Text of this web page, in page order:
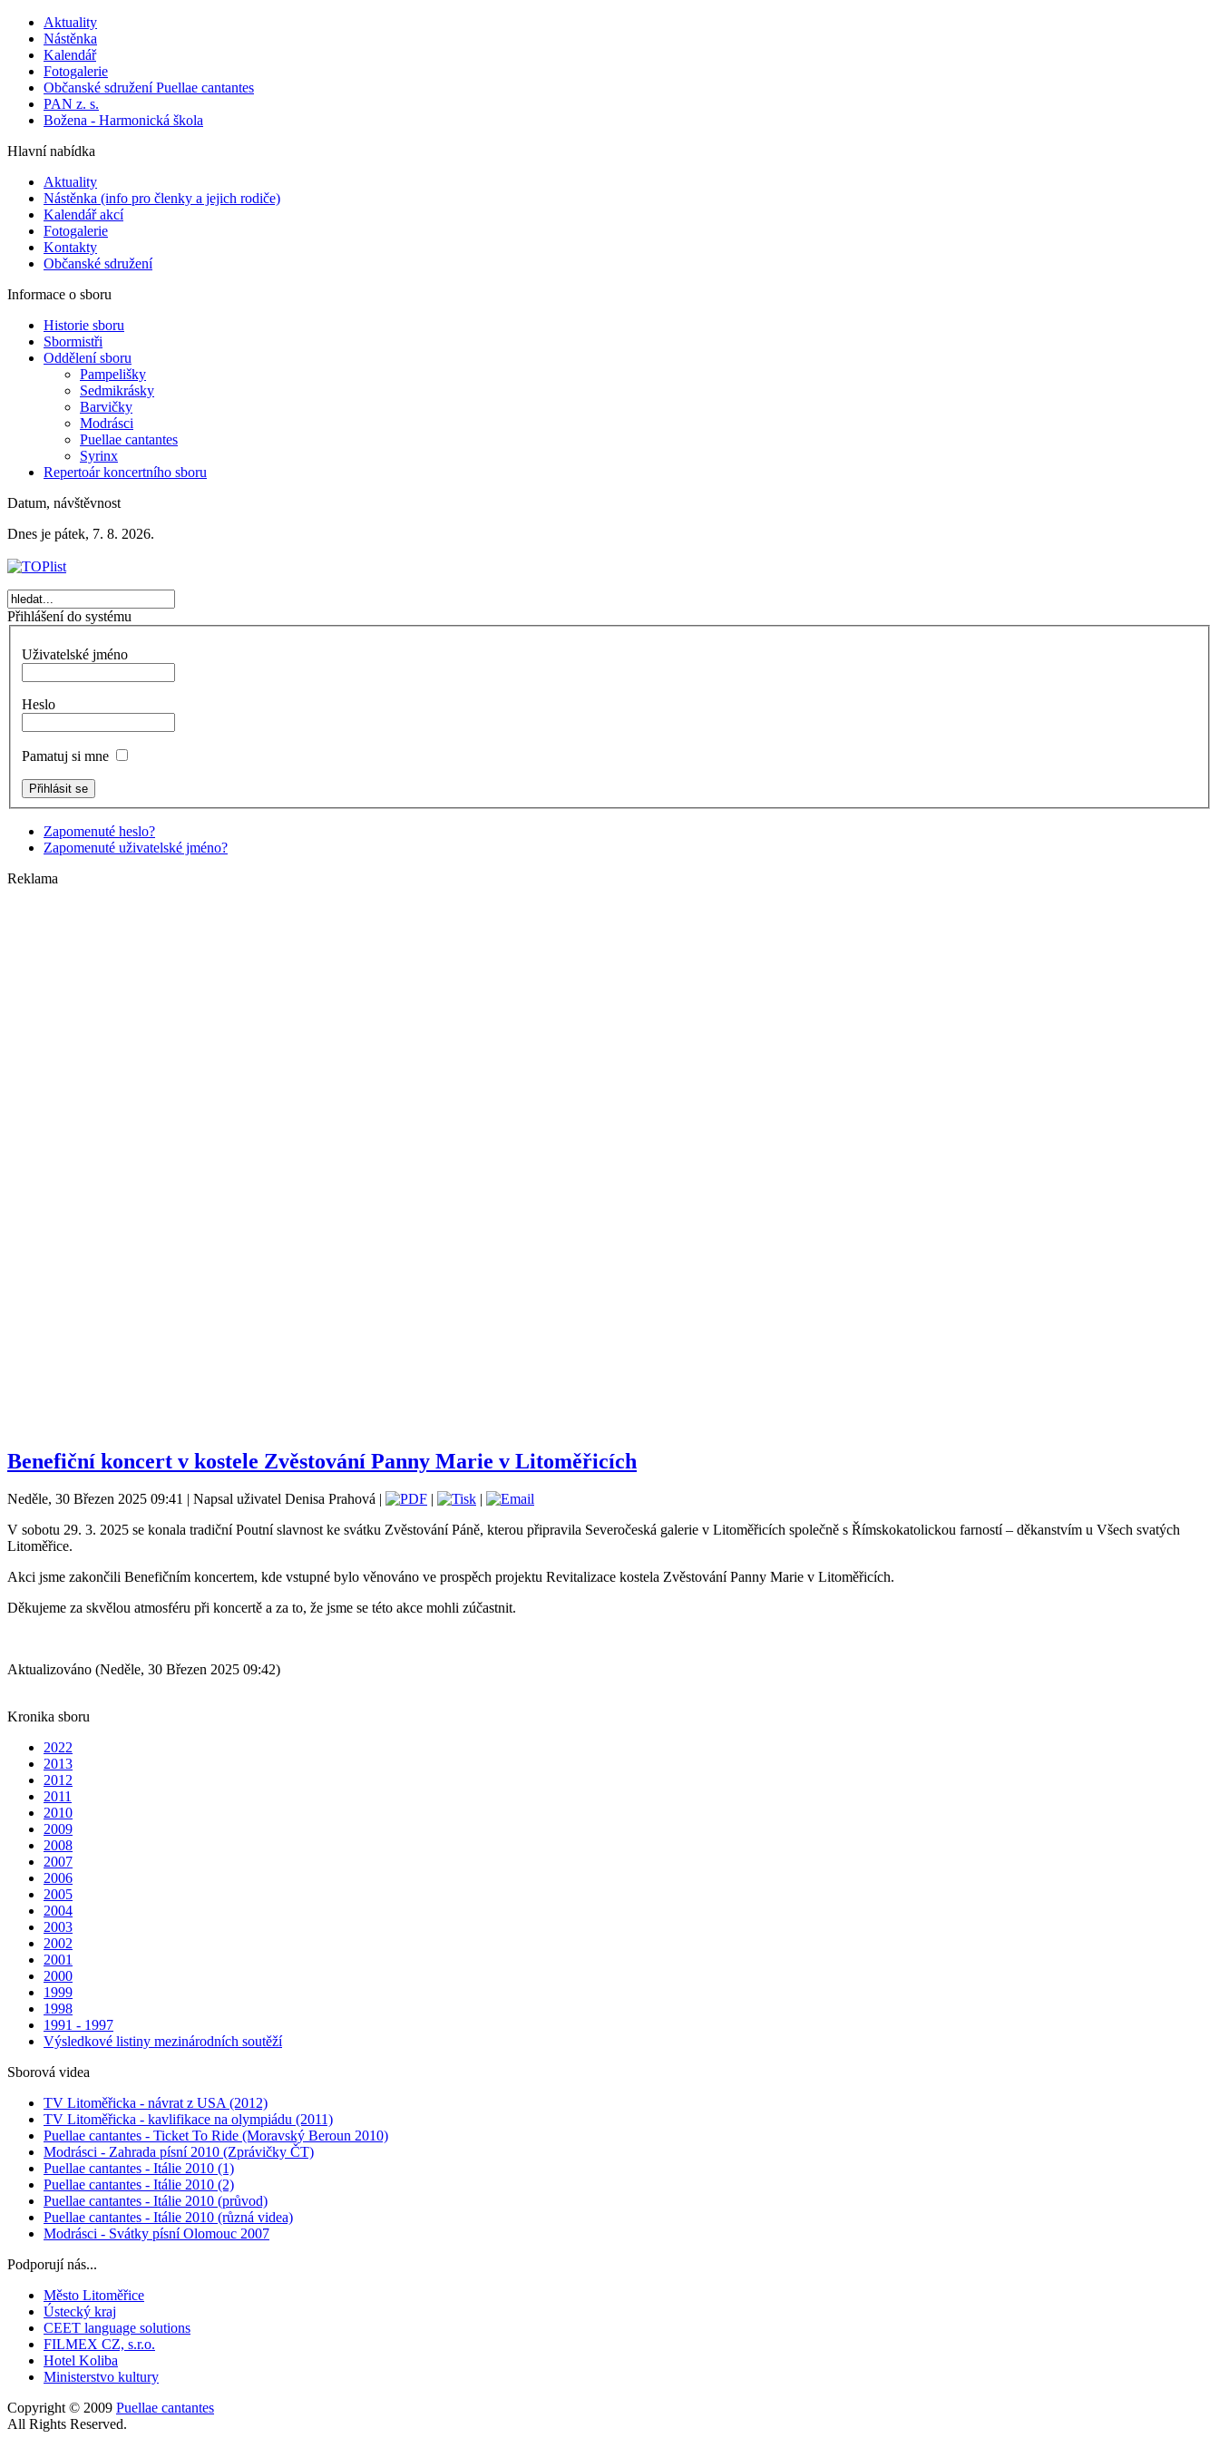
Aktuality
Nástěnka
Kalendář
Fotogalerie
Občanské sdružení Puellae cantantes
PAN z. s.
Božena - Harmonická škola
Hlavní nabídka
Aktuality
Nástěnka (info pro členky a jejich rodiče)
Kalendář akcí
Fotogalerie
Kontakty
Občanské sdružení
Informace o sboru
Historie sboru
Sbormistři
Oddělení sboru
Pampelišky
Sedmikrásky
Barvičky
Modrásci
Puellae cantantes
Syrinx
Repertoár koncertního sboru
Datum, návštěvnost
Dnes je pátek, 7. 8. 2026.
Přihlášení do systému
Uživatelské jméno
Heslo
Pamatuj si mne
Zapomenuté heslo?
Zapomenuté uživatelské jméno?
Reklama
Benefiční koncert v kostele Zvěstování Panny Marie v Litoměřicích
Neděle, 30 Březen 2025 09:41 | Napsal uživatel Denisa Prahová | |
|
V sobotu 29. 3. 2025 se konala tradiční Poutní slavnost ke svátku Zvěstování Páně, kterou připravila Severočeská galerie v Litoměřicích společně s Římskokatolickou farností – děkanstvím u Všech svatých
Litoměřice.
Akci jsme zakončili Benefičním koncertem, kde vstupné bylo věnováno ve prospěch projektu Revitalizace kostela Zvěstování Panny Marie v Litoměřicích.
Děkujeme za skvělou atmosféru při koncertě a za to, že jsme se této akce mohli zúčastnit.
Aktualizováno (Neděle, 30 Březen 2025 09:42)
Kronika sboru
2022
2013
2012
2011
2010
2009
2008
2007
2006
2005
2004
2003
2002
2001
2000
1999
1998
1991 - 1997
Výsledkové listiny mezinárodních soutěží
Sborová videa
TV Litoměřicka - návrat z USA (2012)
TV Litoměřicka - kavlifikace na olympiádu (2011)
Puellae cantantes - Ticket To Ride (Moravský Beroun 2010)
Modrásci - Zahrada písní 2010 (Zprávičky ČT)
Puellae cantantes - Itálie 2010 (1)
Puellae cantantes - Itálie 2010 (2)
Puellae cantantes - Itálie 2010 (průvod)
Puellae cantantes - Itálie 2010 (různá videa)
Modrásci - Svátky písní Olomouc 2007
Podporují nás...
Město Litoměřice
Ústecký kraj
CEET language solutions
FILMEX CZ, s.r.o.
Hotel Koliba
Ministerstvo kultury
Copyright © 2009 Puellae cantantes
All Rights Reserved.